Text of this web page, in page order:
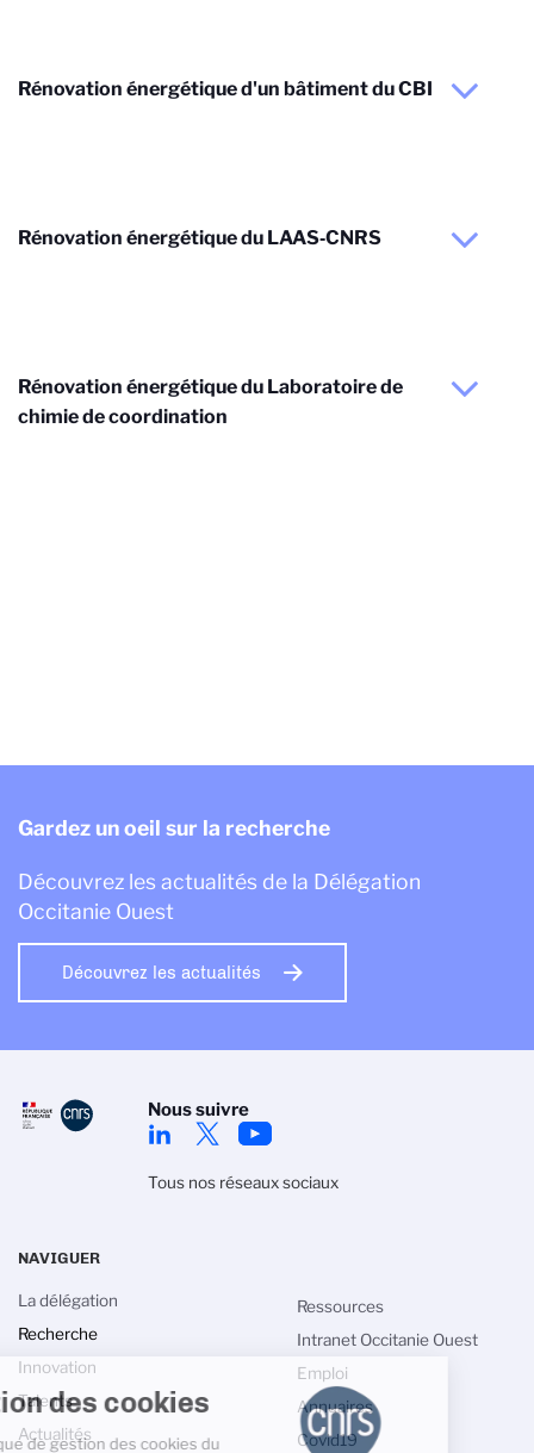
Rénovation énergétique d'un bâtiment du CBI
Rénovation énergétique du LAAS‐CNRS
Rénovation énergétique du Laboratoire de
chimie de coordination
Gardez un oeil sur la recherche
Découvrez les actualités de la Délégation
Occitanie Ouest
Découvrez les actualités
Nous suivre
Tous nos réseaux sociaux
NAVIGUER
La délégation
Recherche
Innovation
Talents
Actualités
Ressources
Intranet Occitanie Ouest
Emploi
Annuaires
Covid19
Gestion des cookies
La politique de gestion des cookies du